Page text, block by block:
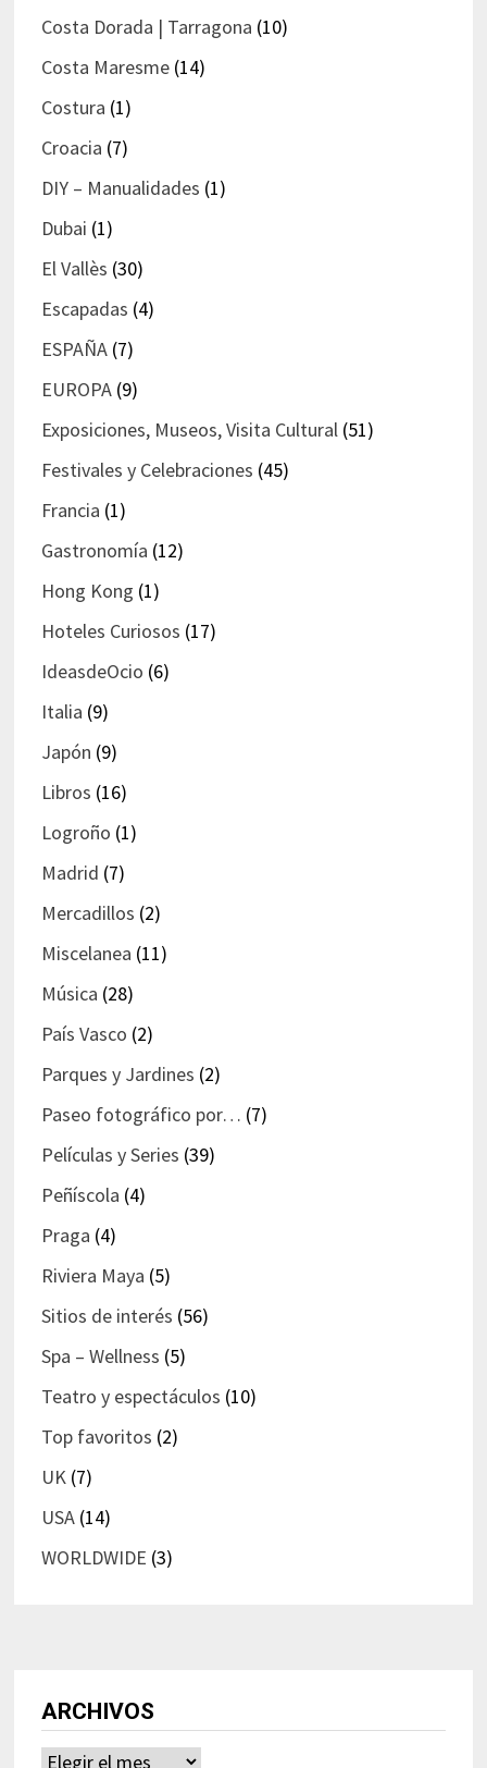
Costa Dorada | Tarragona (10)
Costa Maresme(14)
Costura (1)
Croacia (7)
DIY – Manualidades (1)
Dubai (1)
El Vallès (30)
Escapadas (4)
ESPAÑA(7)
EUROPA(9)
Exposiciones, Museos, Visita Cultural(51)
Festivales y Celebraciones (45)
Francia (1)
Gastronomía (12)
Hong Kong (1)
Hoteles Curiosos (17)
IdeasdeOcio (6)
Italia (9)
Japón (9)
Libros (16)
Logroño (1)
Madrid (7)
Mercadillos (2)
Miscelanea (11)
Música (28)
País Vasco (2)
Parques y Jardines (2)
Paseo fotográfico por… (7)
Películas y Series (39)
Peñíscola (4)
Praga (4)
Riviera Maya (5)
Sitios de interés (56)
Spa – Wellness (5)
Teatro y espectáculos (10)
Top favoritos (2)
UK(7)
USA(14)
WORLDWIDE (3)
ARCHIVOS
Archivos